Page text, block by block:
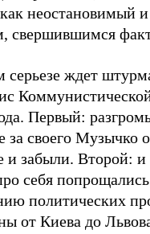
как неостановимый
свершившимся
ждет
Первый:
за своего Музычко
и забыли. Второй:
себя попрощались
политических
от Киева до